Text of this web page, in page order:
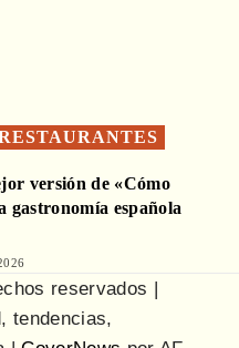
versión de «Cómo
gastronomía española
reservados |
tendencias,